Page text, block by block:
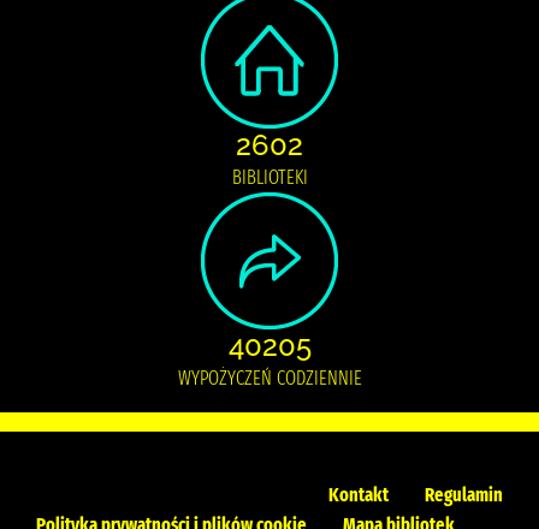
2602
BIBLIOTEKI
40205
WYPOŻYCZEŃ CODZIENNIE
Kontakt
Regulamin